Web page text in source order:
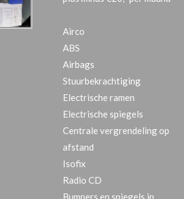
Airco
ABS
Airbags
Stuurbekrachtiging
Electrische ramen
Electrische spiegels
Centrale vergrendeling op
afstand
Isofix
Radio CD
Bumpers en spiegels in